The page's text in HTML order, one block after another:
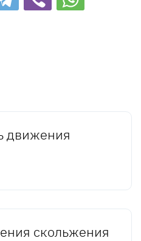
движения
скольжения